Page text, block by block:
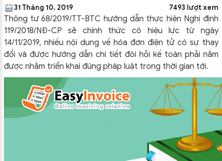
31 Tháng 10, 2019 7493 lượt xem
Thông tư 68/2019/TT-BTC hướng dẫn thực hiện Nghị định
119/2018/NĐ-CP sẽ chính thức có hiệu lực từ ngày
14/11/2019, nhiều nội dung về hóa đơn điện tử có sự thay
đổi và được hướng dẫn chi tiết đòi hỏi kế toán phải nắm
được nhằm triển khai đúng pháp luật trong thời gian tới.